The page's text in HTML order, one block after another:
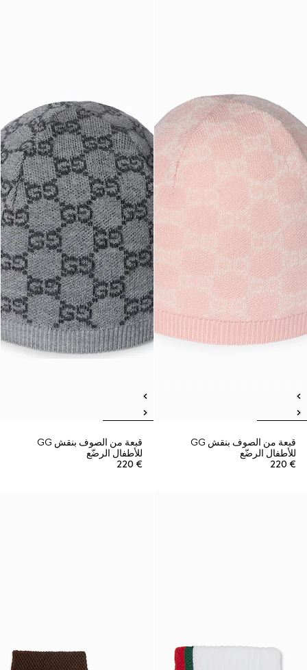
قبعة من الصوف بنقش GG
للأطفال الرضّع
€ 220
قبعة من الصوف بنقش GG
للأطفال الرضّع
€ 220